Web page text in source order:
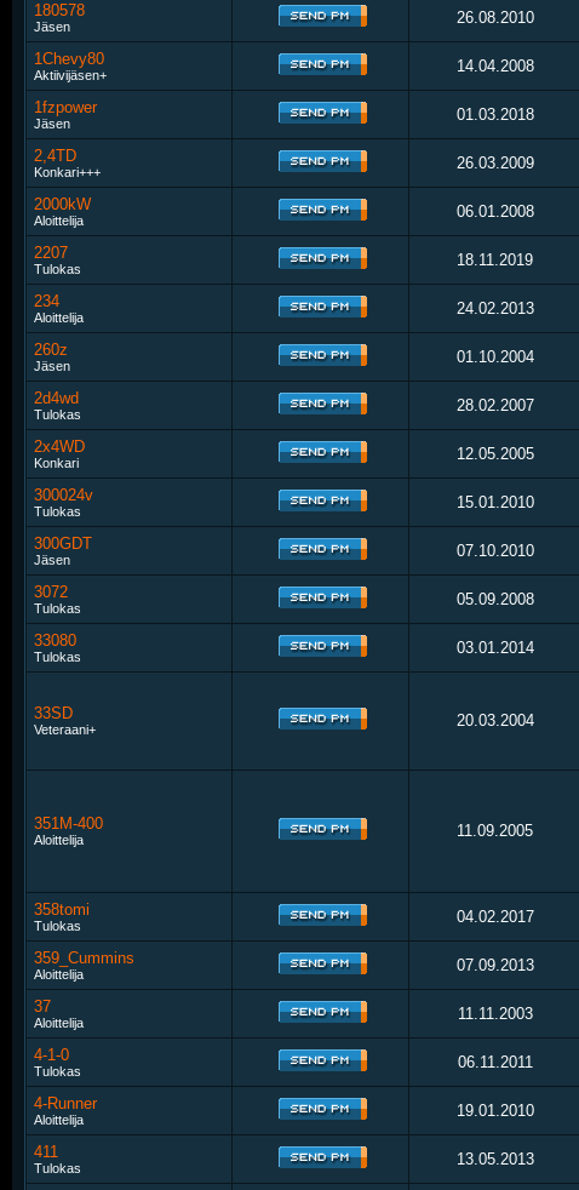
180578
Jäsen 26.08.2010
1Chevy80
Aktiivijäsen+ 14.04.2008
1fzpower
Jäsen 01.03.2018
2,4TD
Konkari+++ 26.03.2009
2000kW
Aloittelija 06.01.2008
2207
Tulokas 18.11.2019
234
Aloittelija 24.02.2013
260z
Jäsen 01.10.2004
2d4wd
Tulokas 28.02.2007
2x4WD
Konkari 12.05.2005
300024v
Tulokas 15.01.2010
300GDT
Jäsen 07.10.2010
3072
Tulokas 05.09.2008
33080
Tulokas 03.01.2014
33SD
Veteraani+ 20.03.2004
351M-400
Aloittelija 11.09.2005
358tomi
Tulokas 04.02.2017
359_Cummins
Aloittelija 07.09.2013
37
Aloittelija 11.11.2003
4-1-0
Tulokas 06.11.2011
4-Runner
Aloittelija 19.01.2010
411
Tulokas 13.05.2013